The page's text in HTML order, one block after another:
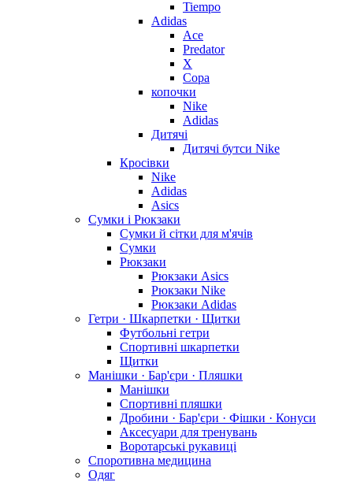
Tiempo
Adidas
Ace
Predator
X
Copa
копочки
Nike
Adidas
Дитячі
Дитячі бутси Nike
Кросівки
Nike
Adidas
Asics
Сумки і Рюкзаки
Сумки й сітки для м'ячів
Сумки
Рюкзаки
Рюкзаки Asics
Рюкзаки Nike
Рюкзаки Adidas
Гетри · Шкарпетки · Щитки
Футбольні гетри
Спортивні шкарпетки
Щитки
Манішки · Бар'єри · Пляшки
Манішки
Спортивні пляшки
Дробини · Бар'єри · Фішки · Конуси
Аксесуари для тренувань
Воротарські рукавиці
Споротивна медицина
Одяг